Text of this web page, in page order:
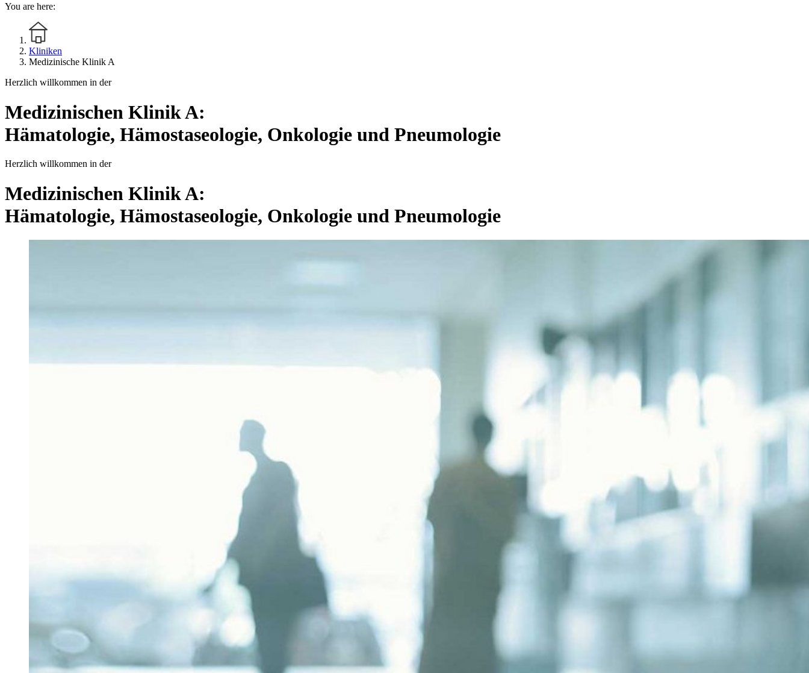
You are here:
Kliniken
Medizinische Klinik A
Herzlich willkommen in der
Medizinischen Klinik A:
Hämatologie, Hämostaseologie, Onkologie und Pneumologie
Herzlich willkommen in der
Medizinischen Klinik A:
Hämatologie, Hämostaseologie, Onkologie und Pneumologie